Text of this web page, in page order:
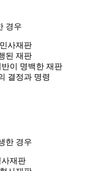
경우
사재판
된 재판
이 명백한 재판
결정과 명령
한 경우
재판